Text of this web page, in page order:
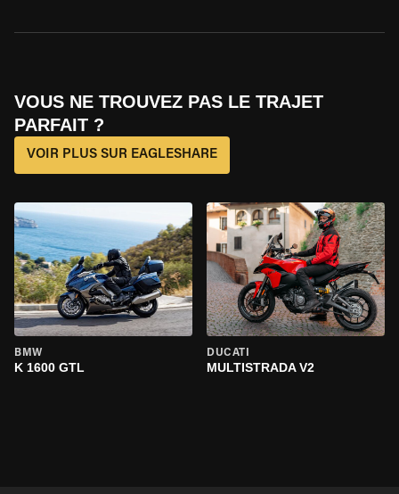
VOUS NE TROUVEZ PAS LE TRAJET
PARFAIT ?
VOIR PLUS SUR EAGLESHARE
BMW
K 1600 GTL
DUCATI
MULTISTRADA V2